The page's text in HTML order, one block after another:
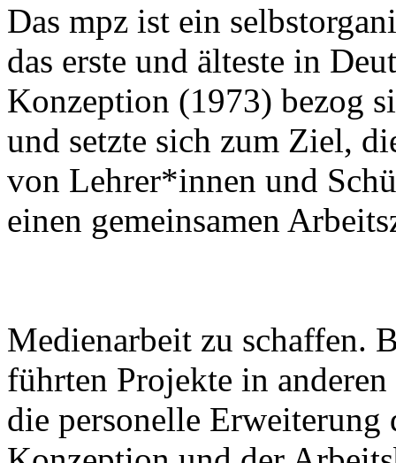
Das mpz ist ein
das erste und älteste in
Konzeption (1973) bezog
und setzte sich zum Ziel,
von Lehrer*innen und
einen gemeinsamen
Medienarbeit zu schaffen.
führten Projekte in
die personelle Erweiterung